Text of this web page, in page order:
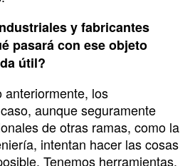
y fabricantes
pasará con ese objeto
útil?
anteriormente, los
aunque seguramente
de otras ramas, como la
intentan hacer las cosas
Tenemos herramientas,